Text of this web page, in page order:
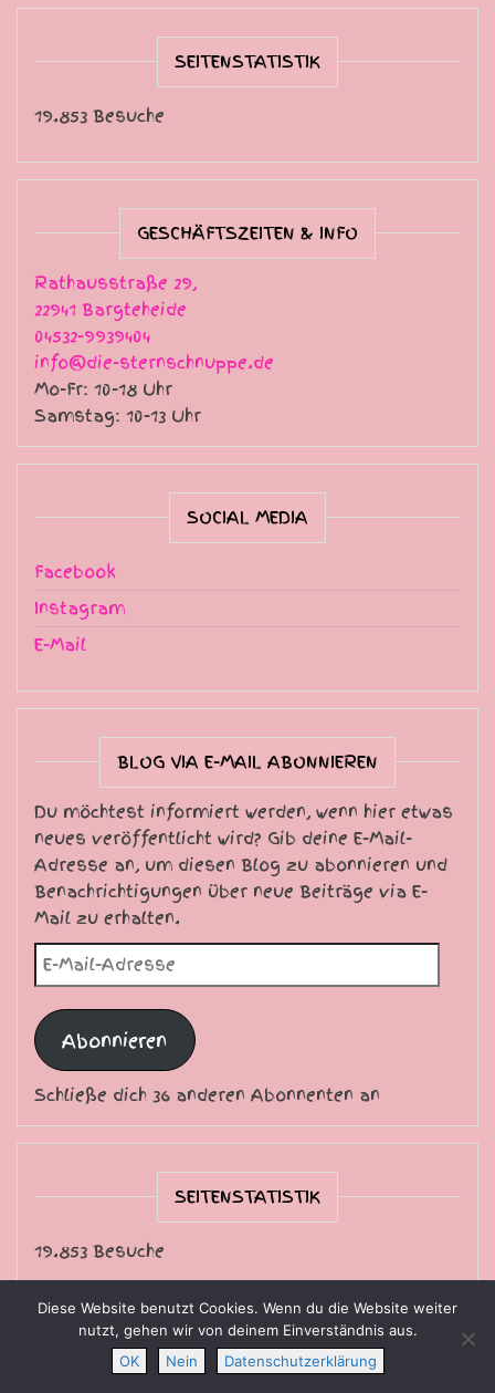
SEITENSTATISTIK
19.853 Besuche
GESCHÄFTSZEITEN & INFO
Rathausstraße 29,
22941 Bargteheide
04532-9939404
info@die-sternschnuppe.de
Mo-Fr: 10-18 Uhr
Samstag: 10-13 Uhr
SOCIAL MEDIA
Facebook
Instagram
E-Mail
BLOG VIA E-MAIL ABONNIEREN
Du möchtest informiert werden, wenn hier etwas
neues veröffentlicht wird? Gib deine E-Mail-
Adresse an, um diesen Blog zu abonnieren und
Benachrichtigungen über neue Beiträge via E-
Mail zu erhalten.
E-Mail-Adresse
Abonnieren
Schließe dich 36 anderen Abonnenten an
SEITENSTATISTIK
19.853 Besuche
Die Sternschnuppe freut sich über Ihren Besuch.
Diese Website benutzt Cookies. Wenn du die Website weiter
nutzt, gehen wir von deinem Einverständnis aus.
OK
Nein Datenschutzerklärung